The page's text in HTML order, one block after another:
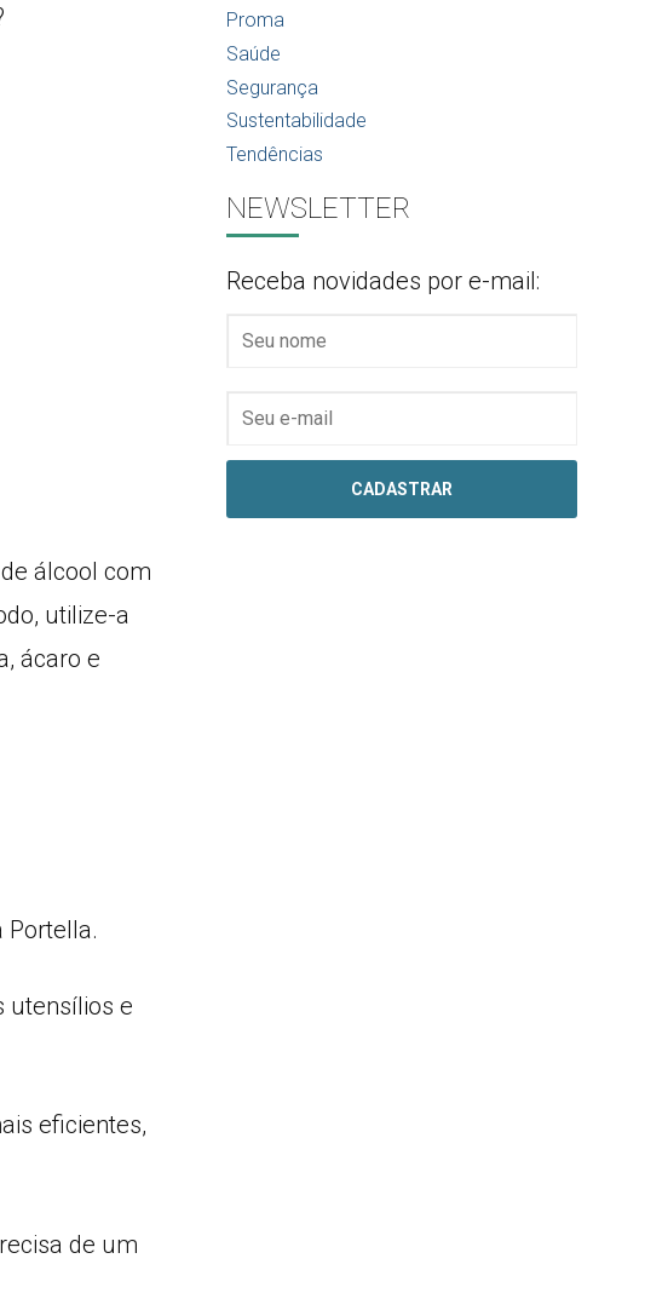
álcool com
utilize-a
ácaro e
Portella.
utensílios e
eficientes,
de um
Proma
Saúde
Segurança
Sustentabilidade
Tendências
NEWSLETTER
Receba novidades por e-mail: